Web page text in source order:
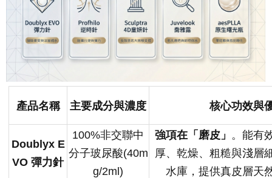
產品名稱 主要成分與濃度 核心功效與
Doublyx E
VO 彈力針
100%非交聯中
分子玻尿酸(40m
g/2ml)
強項在「磨皮」 。能有
厚、乾燥、粗糙與淺層
水庫，提供真皮層天